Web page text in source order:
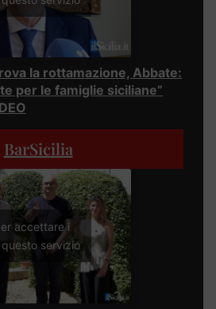
la rottamazione, Abbate:
per le famiglie siciliane”
BarSicilia
accettare i
servizio